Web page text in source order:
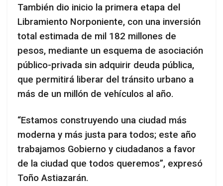
También dio inicio la primera etapa del
Libramiento Norponiente, con una inversión
total estimada de mil 182 millones de
pesos, mediante un esquema de asociación
público-privada sin adquirir deuda pública,
que permitirá liberar del tránsito urbano a
más de un millón de vehículos al año.
“Estamos construyendo una ciudad más
moderna y más justa para todos; este año
trabajamos Gobierno y ciudadanos a favor
de la ciudad que todos queremos”, expresó
Toño Astiazarán.